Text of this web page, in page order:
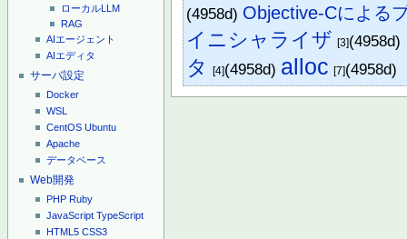
ローカルLLM
RAG
AIエージェント
AIエディタ
サーバ設定
Docker
WSL
CentOS Ubuntu
Apache
データベース
Web開発
PHP Ruby
JavaScript TypeScript
HTML5 CSS3
(4958d) Objective-Cによる
イニシャライザ [3](4958d)
タ
[4](4958d) alloc [7](4958d)